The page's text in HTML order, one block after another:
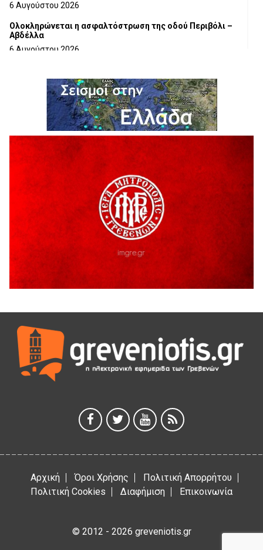
6 Αυγούστου 2026
Ολοκληρώνεται η ασφαλτόστρωση της οδού Περιβόλι –
Αβδέλλα
6 Αυγούστου 2026
5 Αυγούστου 2026
Ο ΑΝΔΡΕΑΣ ΑΣΛΑΝΙΔΗΣ ΣΥΝΕΧΙΖΕΙ ΣΤΟΝ ΠΡΩΤΕΑ
ΓΡΕΒΕΝΩΝ
5 Αυγούστου 2026
Ευχαριστήριο Εκπολιτιστικού Συλλόγου Ταξιάρχη προς κ.
Παρασχάκη Αθανάσιο
Διακοπή υδροδότησης του Α΄ κλάδου ύδρευσης
5 Αυγούστου 2026
Η Marseaux στα Γρεβενά για μια μοναδική συναυλία
Θερινό Σινεμά στο πλαίσιο του «Πολιτιστικού
Καλοκαιριού 2026» με την βραβευμένη ταινία «Μικρές
Ανάσες».
Γρεβενά: Συνελήφθη 18χρονος αλλοδαπός, για κλοπή
εξοπλισμού γυμναστηρίου
5 Αυγούστου 2026
ΑΗ ΛΑΟΣ | 5 Αυγούστου | Υπαίθριο Θέατρο “Καστράκι”,
Γρεβενά
5 Αυγούστου 2026
5 Αυγούστου 2026
Αρχική Όροι Χρήσης
Πολιτική Απορρήτου
Πολιτική Cookies
Διαφήμιση Επικοινωνία
© 2012 - 2026 greveniotis.gr